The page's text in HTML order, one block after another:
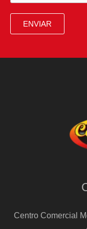
se
una
ENVIAR
Centro Comercial